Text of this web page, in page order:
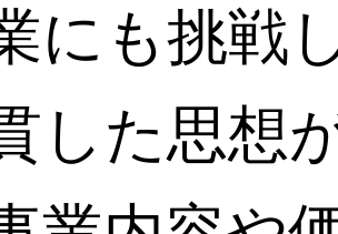
にも挑戦
した思想